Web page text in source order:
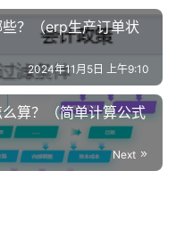
？（erp生产订单状
2024年11月5日 上午9:10
算？（简单计算公式
Next